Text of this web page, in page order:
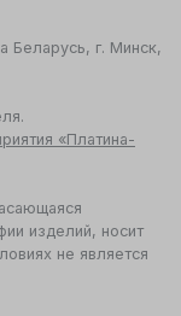
Беларусь, г. Минск,
«Платина-
изделий, носит
не является